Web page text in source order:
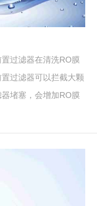
过滤器在清洗RO膜
过滤器可以拦截大颗
堵塞，会增加RO膜